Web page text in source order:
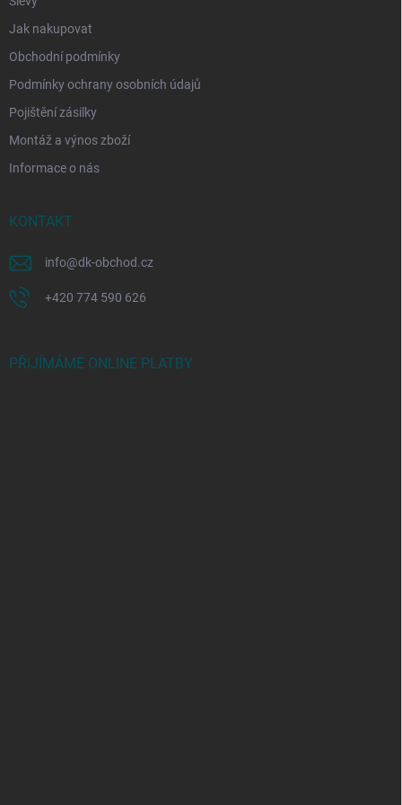
Jak nakupovat
Obchodní podmínky
Podmínky ochrany osobních údajů
Pojištění zásilky
Montáž a výnos zboží
Informace o nás
KONTAKT
info@dk-obchod.cz
+420 774 590 626
PŘIJÍMÁME ONLINE PLATBY